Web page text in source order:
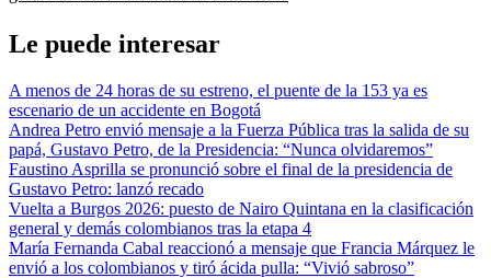
Le puede interesar
A menos de 24 horas de su estreno, el puente de la 153 ya es
escenario de un accidente en Bogotá
Andrea Petro envió mensaje a la Fuerza Pública tras la salida de su
papá, Gustavo Petro, de la Presidencia: “Nunca olvidaremos”
Faustino Asprilla se pronunció sobre el final de la presidencia de
Gustavo Petro: lanzó recado
Vuelta a Burgos 2026: puesto de Nairo Quintana en la clasificación
general y demás colombianos tras la etapa 4
María Fernanda Cabal reaccionó a mensaje que Francia Márquez le
envió a los colombianos y tiró ácida pulla: “Vivió sabroso”